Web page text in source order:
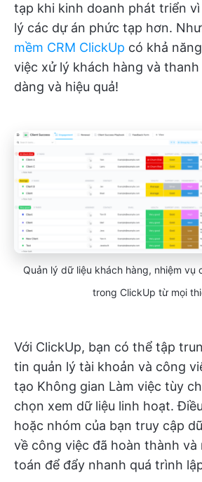
tạp khi kinh doanh phát triển
lý các dự án phức tạp hơn.
mềm CRM ClickUp có khả
việc xử lý khách hàng và
dàng và hiệu quả!
Quản lý dữ liệu khách hàng, nhiệm vụ
trong ClickUp từ mọi
Với ClickUp, bạn có thể tập
tin quản lý tài khoản và công
tạo Không gian Làm việc tùy
chọn xem dữ liệu linh hoạt.
hoặc nhóm của bạn truy cập
về công việc đã hoàn thành và
toán để đẩy nhanh quá trình